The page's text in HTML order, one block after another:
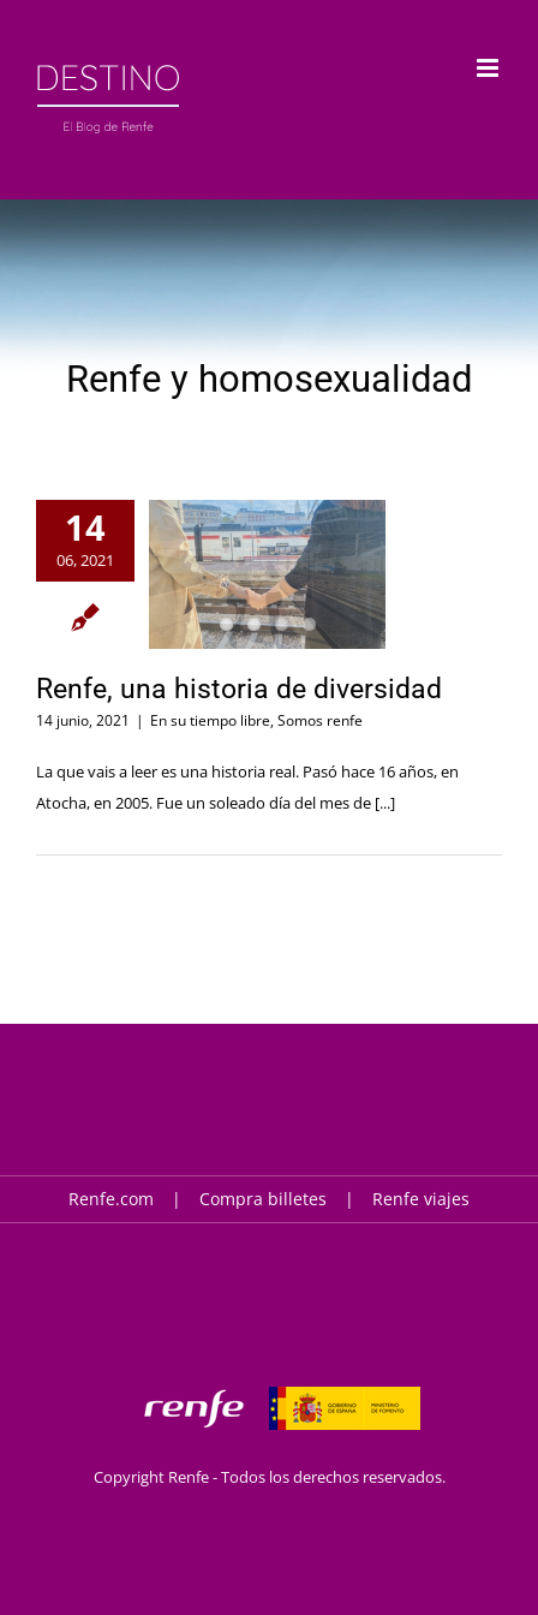
contenido
Renfe y homosexualidad
14
06, 2021
Renfe, una historia de diversidad
14 junio, 2021 | En su tiempo libre,Somos renfe
La que vais a leer es una historia real. Pasó hace 16 años, en
Atocha, en 2005. Fue un soleado día del mes de [...]
Renfe.com Compra billetes Renfe viajes
Copyright Renfe - Todos los derechos reservados.